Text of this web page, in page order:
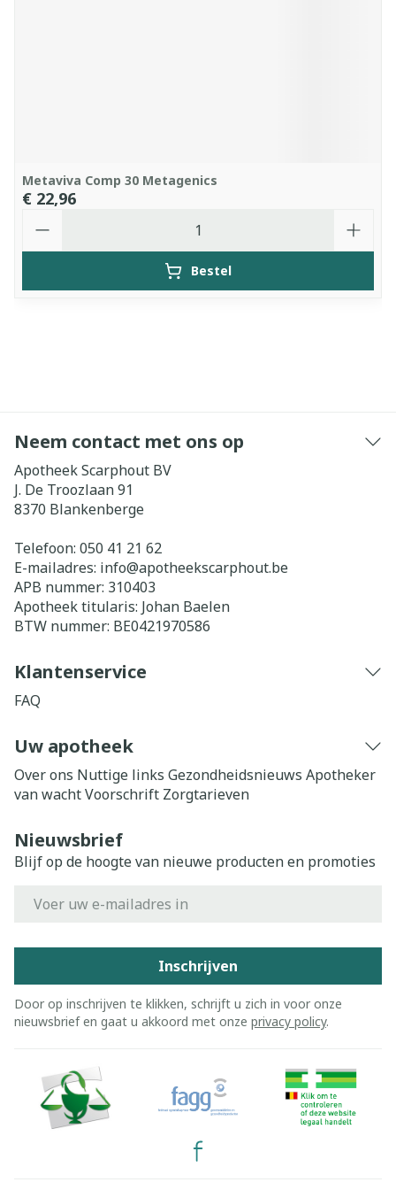
Metaviva Comp 30 Metagenics
€ 22,96
Bestel
Neem contact met ons op
Apotheek Scarphout BV
J. De Troozlaan 91
8370 Blankenberge
Telefoon: 050 41 21 62
E-mailadres: info@apotheekscarphout.be
APB nummer: 310403
Apotheek titularis: Johan Baelen
BTW nummer: BE0421970586
Klantenservice
FAQ
Uw apotheek
Over ons Nuttige links Gezondheidsnieuws Apotheker
van wachtVoorschrift Zorgtarieven
Nieuwsbrief
Blijf op de hoogte van nieuwe producten en promoties
Inschrijven
Door op inschrijven te klikken, schrijft u zich in voor onze
nieuwsbrief en gaat u akkoord met onze privacy policy.